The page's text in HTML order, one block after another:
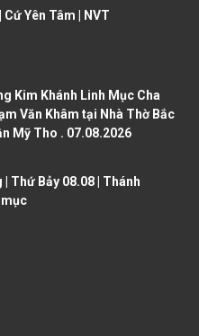
Cứ Yên Tâm | NVT
Kim Khánh Linh Mục Cha
Văn Khâm tại Nhà Thờ Bắc
Mỹ Tho . 07.08.2026
| Thứ Bảy 08.08 | Thánh